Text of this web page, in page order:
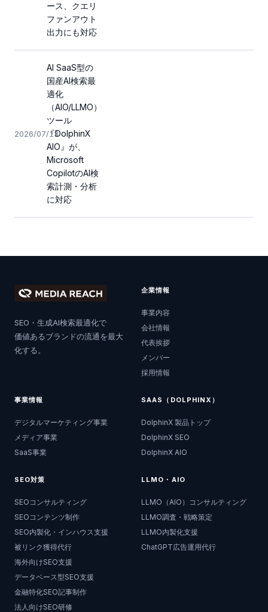
ース、クエリ
ファンアウト
出力にも対応
2026/07/13
AI SaaS型の
国産AI検索最
適化
（AIO/LLMO）
ツール
『DolphinX
AIO』が、
Microsoft
CopilotのAI検
索計測・分析
に対応
SEO・生成AI検索最適化で
価値あるブランドの流通を最大
化する。
企業情報
事業内容
会社情報
代表挨拶
メンバー
採用情報
事業情報
デジタルマーケティング事業
メディア事業
SaaS事業
SAAS（DOLPHINX）
DolphinX 製品トップ
DolphinX SEO
DolphinX AIO
SEO対策
SEOコンサルティング
SEOコンテンツ制作
SEO内製化・インハウス支援
被リンク獲得代行
海外向けSEO支援
データベース型SEO支援
金融特化SEO記事制作
法人向けSEO研修
LLMO・AIO
LLMO（AIO）コンサルティング
LLMO調査・戦略策定
LLMO内製化支援
ChatGPT広告運用代行